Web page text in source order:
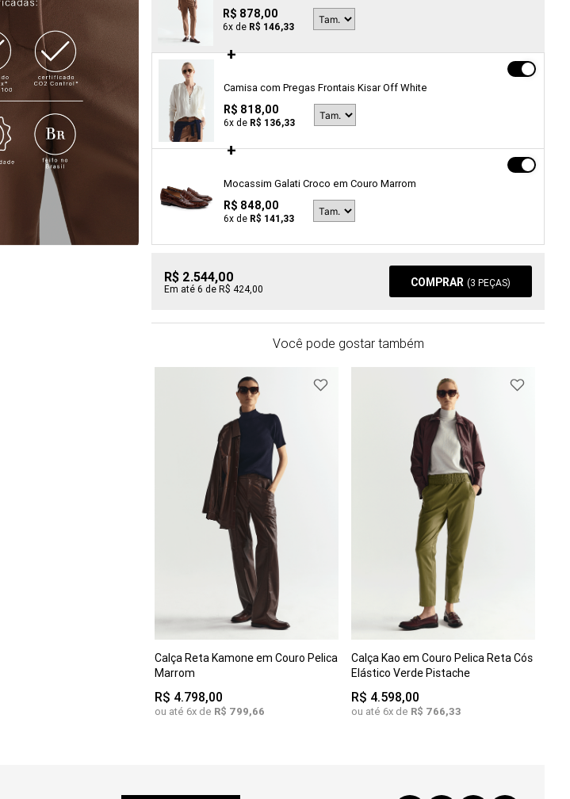
R$ 878,00
6x de R$ 146,33
Camisa com Pregas Frontais Kisar Off White
R$ 818,00
6x de R$ 136,33
Mocassim Galati Croco em Couro Marrom
R$ 848,00
6x de R$ 141,33
R$ 2.544,00
Em até 6 de R$ 424,00 COMPRAR (3 PEÇAS)
Você pode gostar também
P M G COMPRAR
Calça Reta Kamone em Couro Pelica
Marrom
R$ 4.798,00
ou até 6x de R$ 799,66
PP P M G COMPRAR
Calça Kao em Couro Pelica Reta Cós
Elástico Verde Pistache
R$ 4.598,00
ou até 6x de R$ 766,33